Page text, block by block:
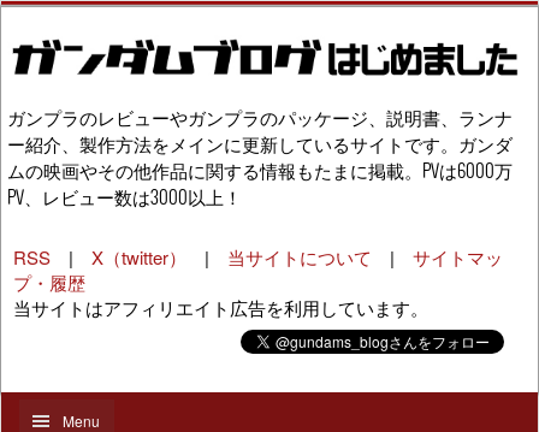
ガンプラのレビューやガンプラのパッケージ、説明書、ランナ
ー紹介、製作方法をメインに更新しているサイトです。ガンダ
ムの映画やその他作品に関する情報もたまに掲載。PVは6000万
PV、レビュー数は3000以上！
RSS | X（twitter） | 当サイトについて | サイトマッ
プ・履歴
当サイトはアフィリエイト広告を利用しています。
Menu